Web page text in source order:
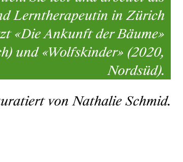
Lerntherapeutin in Zürich
«Die Ankunft der Bäume»
und «Wolfskinder» (2020,
Nordsüd).
von Nathalie Schmid.